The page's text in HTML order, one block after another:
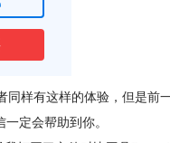
样有这样的体验，但是前
定会帮助到你。